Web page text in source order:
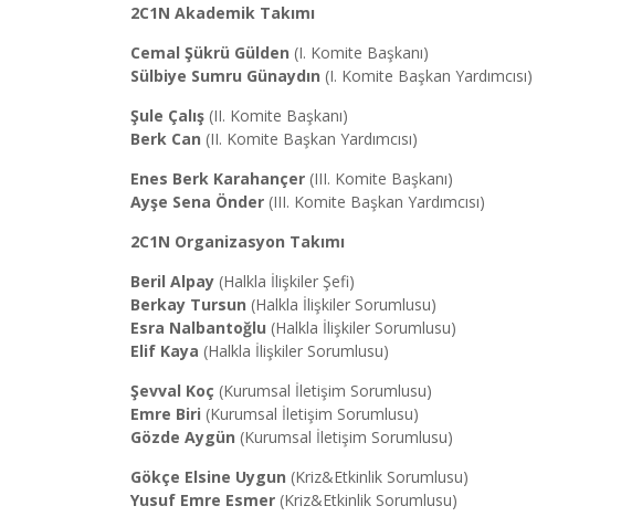
2C1N Akademik Takımı
Cemal Şükrü Gülden (I. Komite Başkanı)
Sülbiye Sumru Günaydın (I. Komite Başkan Yardımcısı)
Şule Çalış (II. Komite Başkanı)
Berk Can (II. Komite Başkan Yardımcısı)
Enes Berk Karahançer (III. Komite Başkanı)
Ayşe Sena Önder (III. Komite Başkan Yardımcısı)
2C1N Organizasyon Takımı
Beril Alpay (Halkla İlişkiler Şefi)
Berkay Tursun (Halkla İlişkiler Sorumlusu)
Esra Nalbantoğlu (Halkla İlişkiler Sorumlusu)
Elif Kaya (Halkla İlişkiler Sorumlusu)
Şevval Koç (Kurumsal İletişim Sorumlusu)
Emre Biri (Kurumsal İletişim Sorumlusu)
Gözde Aygün (Kurumsal İletişim Sorumlusu)
Gökçe Elsine Uygun (Kriz&Etkinlik Sorumlusu)
Yusuf Emre Esmer (Kriz&Etkinlik Sorumlusu)